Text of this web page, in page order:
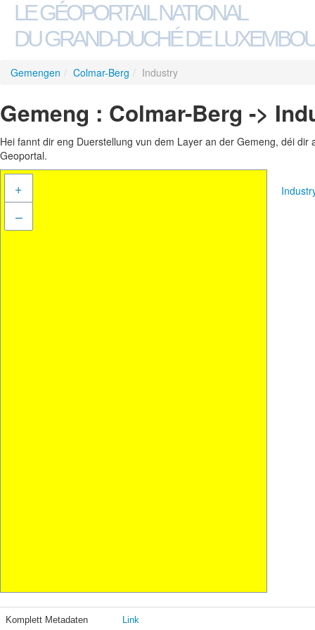
LE GÉOPORTAIL NATIONAL
DU GRAND-DUCHÉ DE
Gemengen / Colmar-Berg / Industry
Gemeng : Colmar-Berg ->
Hei fannt dir eng Duerstellung vun dem Layer an der Gemeng, déi
Geoportal.
+
–
Komplett Metadaten Link